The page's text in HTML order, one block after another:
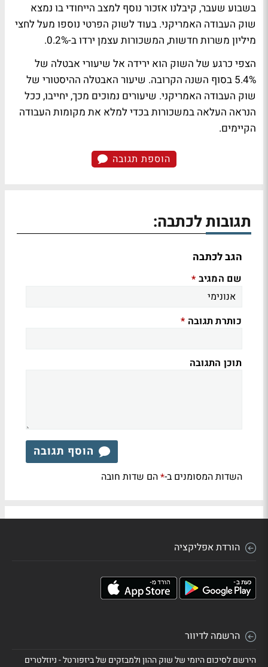
בשבוע שעבר, קיבלנו אזכור נוסף למצב הייחודי בו נמצא
שוק העבודה האמריקני. בעוד לשוק הפרטי נוספו מעל לחצי
מיליון משרות חדשות, המשכורות עצמן ירדו ב-0.2%.
הצפי כרגע של השוק הוא ירידה אל שיעורי אבטלה של
5.4% בסוף השנה הקרובה. שיעור האבטלה ההיסטורי של
שוק העבודה האמריקני. שיעורים נמוכים מכך, יחייבו, ככל
הנראה העלאה במשכורות בכדי למלא את מקומות העבודה
הקיימים.
הוספת תגובה
תגובות לכתבה:
הגב לכתבה
שם המגיב *
כותרת תגובה *
תוכן התגובה
הוסף תגובה
השדות המסומנים ב-*הם שדות חובה
הורדת אפליקציה
הרשמה לדיוור
הירשם לסיכום היומי של שוק ההון ולמבזקים של ביזפורטל - ניוזלטרים